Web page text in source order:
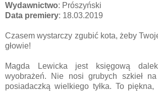
Wydawnictwo: Prószyński
Data premiery: 18.03.2019
Czasem wystarczy zgubić kota, żeby
głowie!
Magda Lewicka jest księgową
wyobrażeń. Nie nosi grubych szkieł
posiadaczką wielkiego tyłka. To